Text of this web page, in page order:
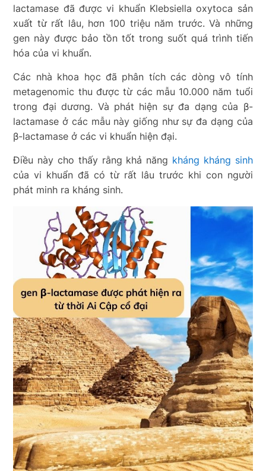
lactamase đã được vi khuẩn Klebsiella oxytoca sản
xuất từ rất lâu, hơn 100 triệu năm trước. Và những
gen này được bảo tồn tốt trong suốt quá trình tiến
hóa của vi khuẩn.
Các nhà khoa học đã phân tích các dòng vô tính
metagenomic thu được từ các mẫu 10.000 năm tuổi
trong đại dương. Và phát hiện sự đa dạng của β-
lactamase ở các mẫu này giống như sự đa dạng của
β-lactamase ở các vi khuẩn hiện đại.
Điều này cho thấy rằng khả năng kháng kháng sinh
của vi khuẩn đã có từ rất lâu trước khi con người
phát minh ra kháng sinh.